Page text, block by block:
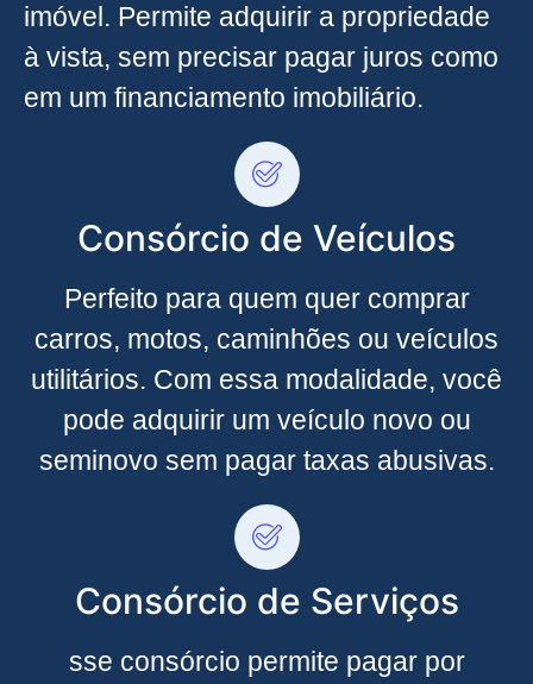
imóvel. Permite adquirir a propriedade
à vista, sem precisar pagar juros como
em um financiamento imobiliário.
Consórcio de Veículos
Perfeito para quem quer comprar
carros, motos, caminhões ou veículos
utilitários. Com essa modalidade, você
pode adquirir um veículo novo ou
seminovo sem pagar taxas abusivas.
Consórcio de Serviços
sse consórcio permite pagar por